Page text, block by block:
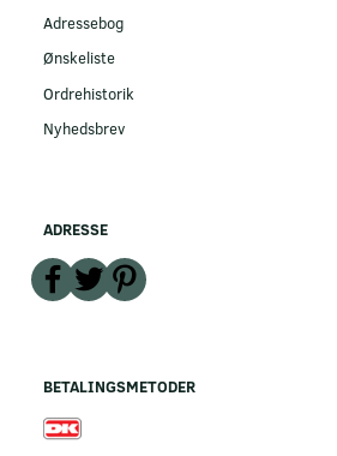
Adressebog
Ønskeliste
Ordrehistorik
Nyhedsbrev
ADRESSE
BETALINGSMETODER